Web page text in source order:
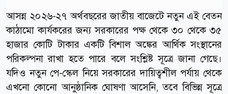
আসন্ন ২০২৬-২৭ অর্থবছরের জাতীয় বাজেটে নতুন এই বেতন
কাঠামো কার্যকরের জন্য সরকারের পক্ষ থেকে ৩০ থেকে ৩৫
হাজার কোটি টাকার একটি বিশাল অঙ্কের আর্থিক সংস্থানের
পরিকল্পনা রাখা হতে পারে বলে সংশ্লিষ্ট সূত্রে জানা গেছে।
যদিও নতুন পে-স্কেল নিয়ে সরকারের দায়িত্বশীল পর্যায় থেকে
এখনো কোনো আনুষ্ঠানিক ঘোষণা আসেনি, তবে বিভিন্ন সূত্রে